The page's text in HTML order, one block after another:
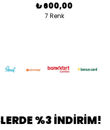
₺ 600,00
7 Renk
%3 İNDİRİM!